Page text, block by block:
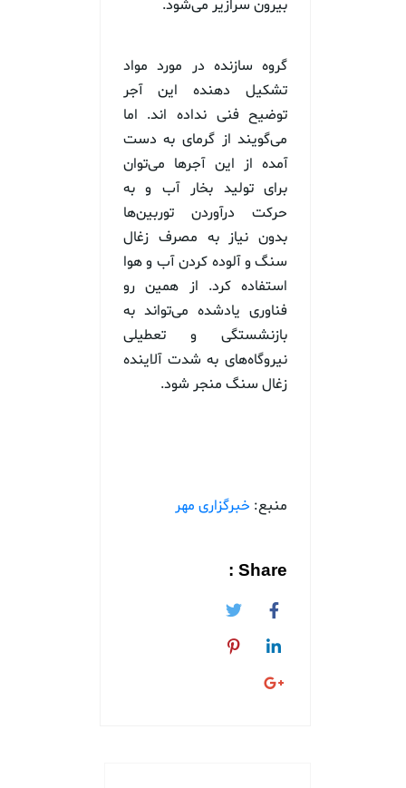
بیرون سرازیر می‌شود.
گروه سازنده در مورد مواد
تشکیل دهنده این آجر
توضیح فنی نداده اند. اما
می‌گویند از گرمای به دست
آمده از این آجرها می‌توان
برای تولید بخار آب و به
حرکت درآوردن توربین‌ها
بدون نیاز به مصرف زغال
سنگ و آلوده کردن آب و هوا
استفاده کرد. از همین رو
فناوری یادشده می‌تواند به
بازنشستگی و تعطیلی
نیروگاه‌های به شدت آلاینده
زغال سنگ منجر شود.
منبع: خبرگزاری مهر
Share :